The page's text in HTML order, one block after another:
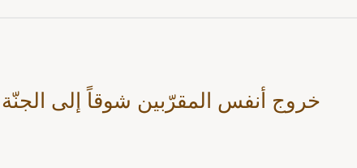
خروج أنفس المقرّبين شوقاً إلى الجنّة